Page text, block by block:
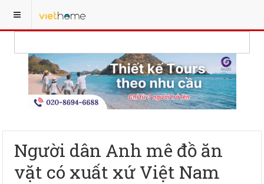
Người dân Anh mê đồ ăn
vặt có xuất xứ Việt Nam